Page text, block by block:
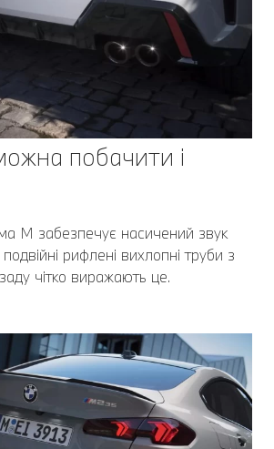
побачити і
M забезпечує насичений звук
рифлені вихлопні труби з
чітко виражають це.